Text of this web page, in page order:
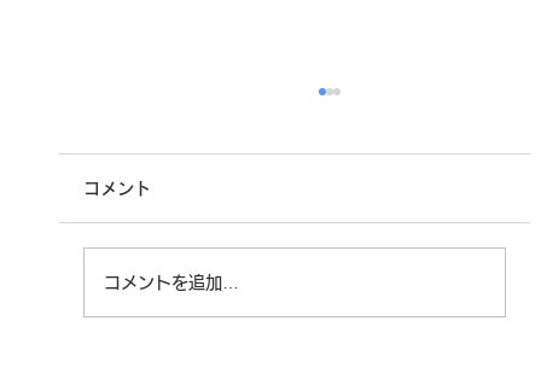
実績紹介_07
コメント
コメントを追加…